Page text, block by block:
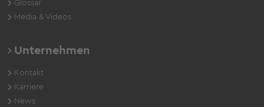
Glossar
Media & Videos
Unternehmen
Kontakt
Karriere
News